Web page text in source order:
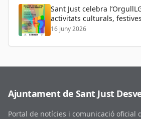
Sant Just celebra
activitats culturals,
16 juny 2026
Ajuntament de Sant Just
Portal de notícies i comunicació oficial